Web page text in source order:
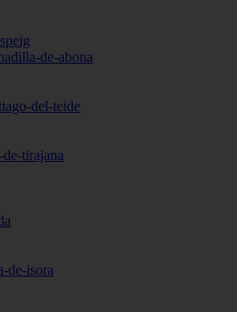
de-abona
del-teide
tirajana
de-isora